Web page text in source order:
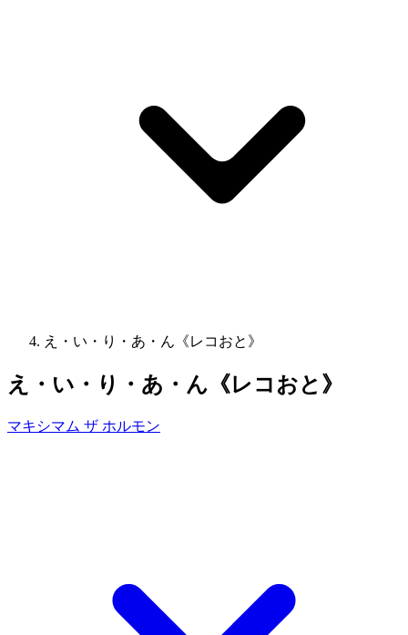
え・い・り・あ・ん《レコおと》
え・い・り・あ・ん《レコおと》
マキシマム ザ ホルモン